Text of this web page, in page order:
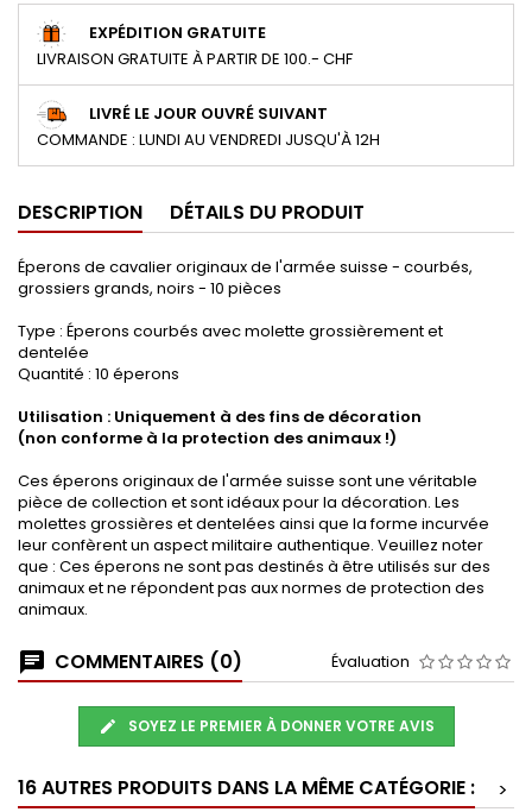
EXPÉDITION GRATUITE
LIVRAISON GRATUITE À PARTIR DE 100.- CHF
LIVRÉ LE JOUR OUVRÉ SUIVANT
COMMANDE : LUNDI AU VENDREDI JUSQU'À 12H
DESCRIPTION DÉTAILS DU PRODUIT
Éperons de cavalier originaux de l'armée suisse - courbés,
grossiers grands, noirs - 10 pièces
Type : Éperons courbés avec molette grossièrement et
dentelée
Quantité : 10 éperons
Utilisation : Uniquement à des fins de décoration
(non conforme à la protection des animaux !)
Ces éperons originaux de l'armée suisse sont une véritable
pièce de collection et sont idéaux pour la décoration. Les
molettes grossières et dentelées ainsi que la forme incurvée
leur confèrent un aspect militaire authentique. Veuillez noter
que : Ces éperons ne sont pas destinés à être utilisés sur des
animaux et ne répondent pas aux normes de protection des
animaux.
COMMENTAIRES (0) Évaluation
SOYEZ LE PREMIER À DONNER VOTRE AVIS
16 AUTRES PRODUITS DANS LA MÊME CATÉGORIE :
>